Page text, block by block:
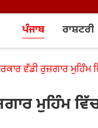
ਪੰਜਾਬ ਰਾਸ਼ਟਰੀ
ਵੱਡੀ ਰੁਜ਼ਗਾਰ
ਮੁਹਿੰਮ